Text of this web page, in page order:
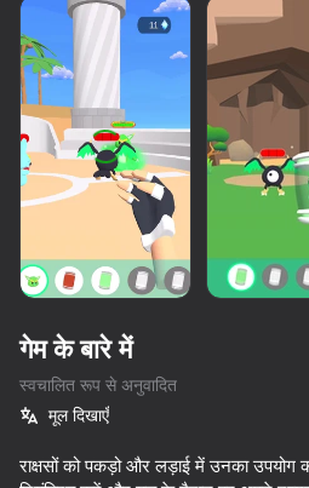
सभी मुफ्त। सभी आपके।
Stick Kombat 2D
Archer Ragdoll Masters
गेम के बारे में
स्वचालित रूप से अनुवादित
मूल दिखाएँ
राक्षसों को पकड़ो और लड़ाई में उनका उपयोग